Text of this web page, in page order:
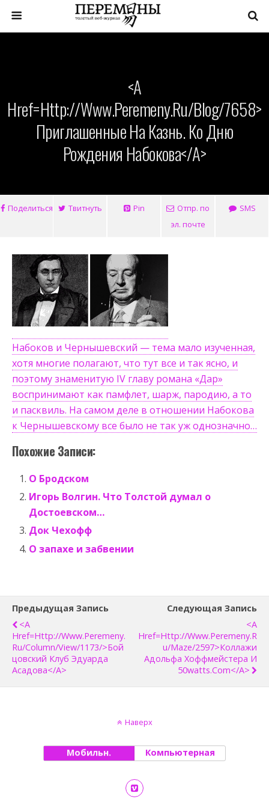
<a
Href=http://www.peremeny.ru/blog/7658>
Приглашенные На Казнь. Ко Дню
Рождения Набокова</a>
Поделиться Твитнуть Pin
Отпр. по
эл. почте
SMS
Набоков и Чернышевский — тема мало изученная,
хотя многие полагают, что тут все и так ясно, и
поэтому знаменитую IV главу романа «Дар»
воспринимают как памфлет, шарж, пародию, а то
и пасквиль. На самом деле в отношении Набокова
к Чернышевскому все было не так уж однозначно…
Похожие Записи:
О Бродском
Игорь Волгин. Что Толстой думал о
Достоевском…
Док Чехофф
О запахе и забвении
Предыдущая Запись
<a
Href=http://www.peremeny.
Ru/column/view/1173/>Бой
Цовский Клуб Эдуарда
Асадова</a>
Следующая Запись
<a
Href=http://www.peremeny.r
U/maze/2597>Коллажи
Адольфа Хоффмейстера И
50watts.com</a>
Наверх
Мобильн. Компьютерная